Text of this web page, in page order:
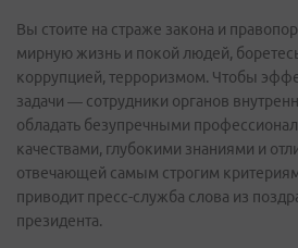
Вы стоите на страже закона и
мирную жизнь и покой людей,
коррупцией, терроризмом. Чтобы
задачи — сотрудники органов
обладать безупречными
качествами, глубокими знаниями и
отвечающей самым строгим
приводит пресс-служба слова из
президента.